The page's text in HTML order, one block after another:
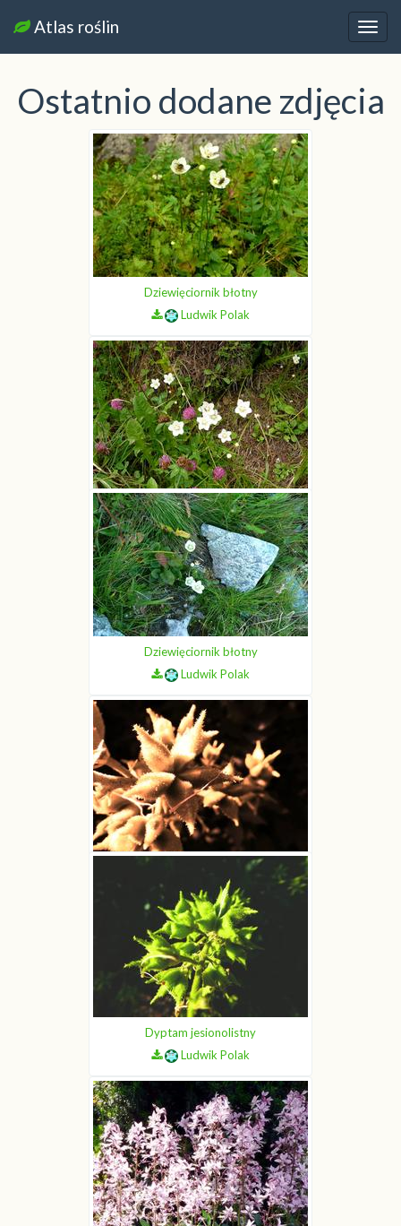
Atlas roślin
Ostatnio dodane zdjęcia
Dziewięciornik błotny
Ludwik Polak
Dziewięciornik błotny
Ludwik Polak
Dziewięciornik błotny
Ludwik Polak
Dyptam jesionolistny
Ludwik Polak
Dyptam jesionolistny
Ludwik Polak